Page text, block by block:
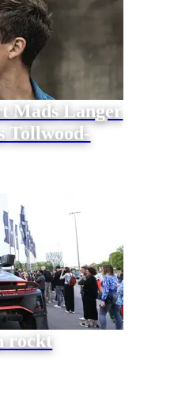
Mads Langer
Tollwood-
rockt